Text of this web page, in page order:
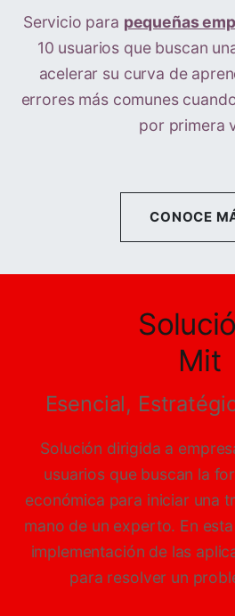
Servicio para pequeñas
10 usuarios que buscan
acelerar su curva de
errores más comunes
por primera
CONOCE
Mit
Esencial,
Solución dirigida a
usuarios que buscan la
económica para iniciar una
mano de un experto. En
implementación de las
para resolver un